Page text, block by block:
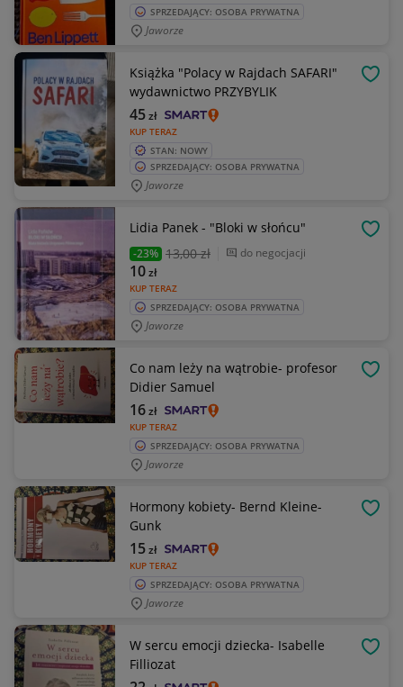
SPRZEDAJĄCY: OSOBA PRYWATNA
Jaworze
Książka "Polacy w Rajdach SAFARI"
wydawnictwo PRZYBYLIK
KUP TERAZ
45zł
STAN: NOWY
SPRZEDAJĄCY: OSOBA PRYWATNA
Jaworze
Lidia Panek - "Bloki w słońcu"
-23% 13,00 zł do negocjacji
KUP TERAZ
10zł
SPRZEDAJĄCY: OSOBA PRYWATNA
Jaworze
Co nam leży na wątrobie- profesor
Didier Samuel
KUP TERAZ
16zł
SPRZEDAJĄCY: OSOBA PRYWATNA
Jaworze
Hormony kobiety- Bernd Kleine-
Gunk
KUP TERAZ
15zł
SPRZEDAJĄCY: OSOBA PRYWATNA
Jaworze
W sercu emocji dziecka- Isabelle
Filliozat